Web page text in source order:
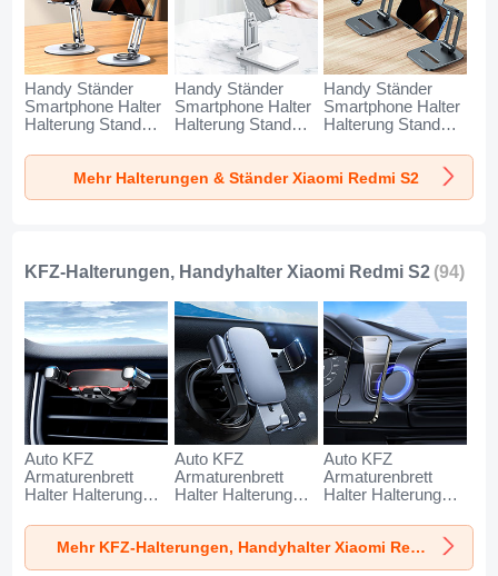
Handy Ständer
Smartphone Halter
Halterung Stand
Xiaomi Redmi S2
Handy Ständer
Smartphone Halter
Halterung Stand
Xiaomi Redmi S2
Weiß
Handy Ständer
Smartphone Halter
Halterung Stand
Xiaomi Redmi S2
Schwarz
Mehr Halterungen & Ständer Xiaomi Redmi S2
KFZ-Halterungen, Handyhalter Xiaomi Redmi S2 (94)
Auto KFZ
Armaturenbrett
Halter Halterung
AutoHalter
Halterungung
Handy BS6 für
Auto KFZ
Armaturenbrett
Halter Halterung
AutoHalter
Halterungung
Handy BS3 für
Auto KFZ
Armaturenbrett
Halter Halterung
AutoHalter
Halterungung
Magnet Handy BS1
Mehr KFZ-Halterungen, Handyhalter Xiaomi Redmi S2